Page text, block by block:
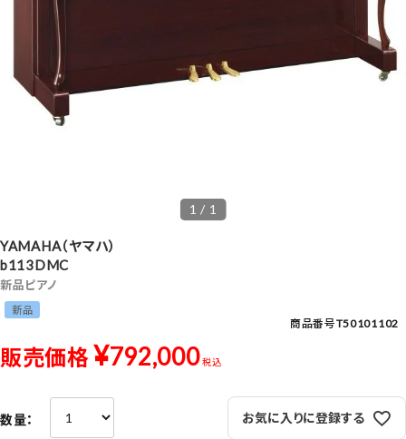
1 / 1
YAMAHA（ヤマハ）
b113DMC
新品ピアノ
新品
商品番号T50101102
販売価格 ¥792,000 税込
お気に入りに登録する